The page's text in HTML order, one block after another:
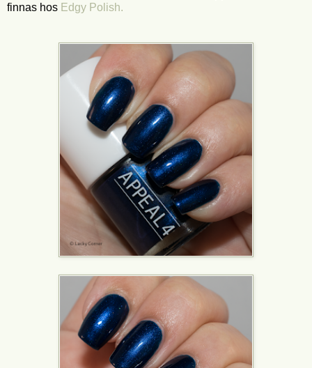
finnas hos Edgy Polish.